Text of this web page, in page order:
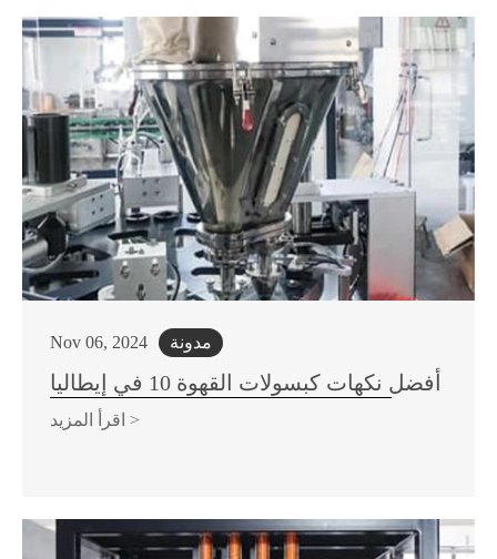
Nov 06, 2024 مدونة
أفضل نكهات كبسولات القهوة 10 في إيطاليا
اقرأ المزيد >